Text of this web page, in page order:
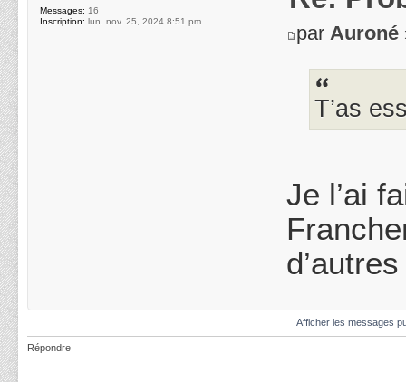
par Auroné
T’as
Je l’ai
Messages: 16
Inscription: lun. nov. 25, 2024 8:51 pm
Afficher les messages
Répondre